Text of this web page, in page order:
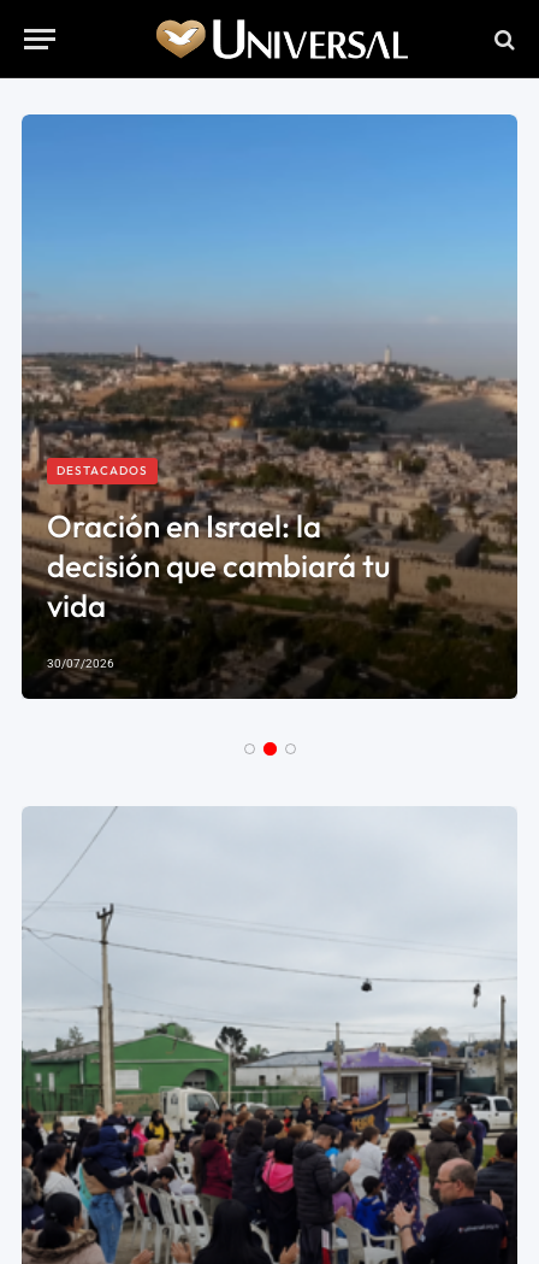
DESTACADOS
Oración en Israel: la
decisión que cambiará tu
vida
30/07/2026